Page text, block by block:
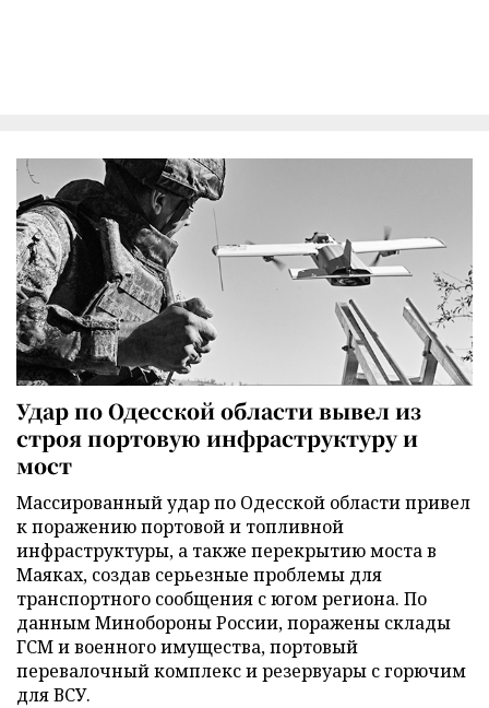
Удар по Одесской области вывел из
строя портовую инфраструктуру и
мост
Массированный удар по Одесской области привел
к поражению портовой и топливной
инфраструктуры, а также перекрытию моста в
Маяках, создав серьезные проблемы для
транспортного сообщения с югом региона. По
данным Минобороны России, поражены склады
ГСМ и военного имущества, портовый
перевалочный комплекс и резервуары с горючим
для ВСУ.